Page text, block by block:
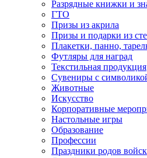
Разрядные книжки и
ГТО
Призы из акрила
Призы и подарки из
Плакетки, панно,
Футляры для наград
Текстильная продукция
Сувениры с
Животные
Искусство
Корпоративные
Настольные игры
Образование
Профессии
Праздники родов войск